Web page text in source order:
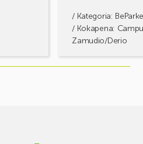
/ Kategoria:
/ Kokapena:
Zamudio/Derio